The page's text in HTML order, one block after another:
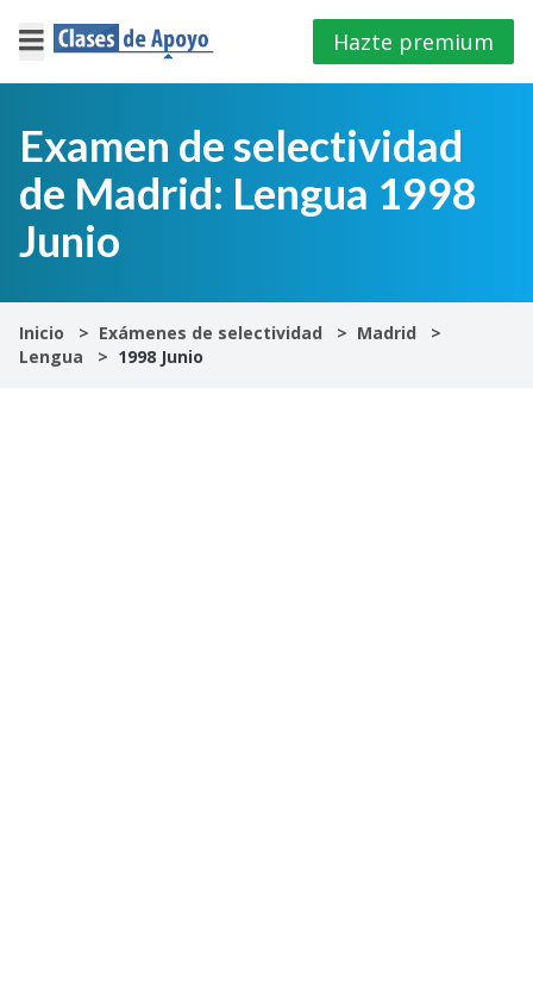
×
Iniciar
sesión
E.S.O
Hazte premium
Examen de selectividad
de Madrid: Lengua 1998
Junio
Inicio Exámenes de selectividad
Madrid
Lengua
1998 Junio